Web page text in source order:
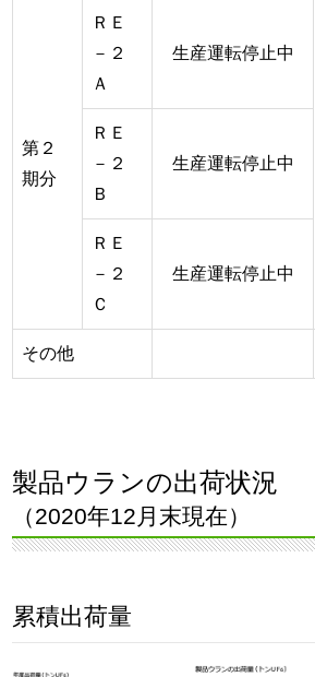
第２
期分
ＲＥ
－２
Ａ
生産運転停止中
ＲＥ
－２
Ｂ
生産運転停止中
ＲＥ
－２
Ｃ
生産運転停止中
その他
製品ウランの出荷状況
（2020年12月末現在）
累積出荷量